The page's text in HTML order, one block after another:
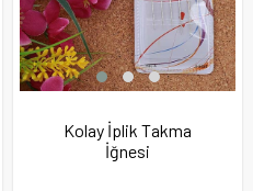
Kolay İplik Takma
İğnesi